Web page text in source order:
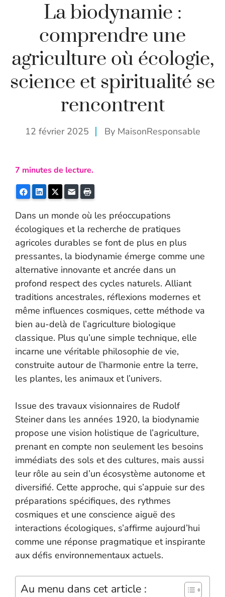
La biodynamie :
comprendre une
agriculture où écologie,
science et spiritualité se
rencontrent
12 février 2025 By MaisonResponsable
7 minutes de lecture.
FacebookLinkedInTwitterE-mail
Dans un monde où les préoccupations
écologiques et la recherche de pratiques
agricoles durables se font de plus en plus
pressantes, la biodynamie émerge comme une
alternative innovante et ancrée dans un
profond respect des cycles naturels. Alliant
traditions ancestrales, réflexions modernes et
même influences cosmiques, cette méthode va
bien au-delà de l’agriculture biologique
classique. Plus qu’une simple technique, elle
incarne une véritable philosophie de vie,
construite autour de l’harmonie entre la terre,
les plantes, les animaux et l’univers.
Issue des travaux visionnaires de Rudolf
Steiner dans les années 1920, la biodynamie
propose une vision holistique de l’agriculture,
prenant en compte non seulement les besoins
immédiats des sols et des cultures, mais aussi
leur rôle au sein d’un écosystème autonome et
diversifié. Cette approche, qui s’appuie sur des
préparations spécifiques, des rythmes
cosmiques et une conscience aiguë des
interactions écologiques, s’affirme aujourd’hui
comme une réponse pragmatique et inspirante
aux défis environnementaux actuels.
Au menu dans cet article :